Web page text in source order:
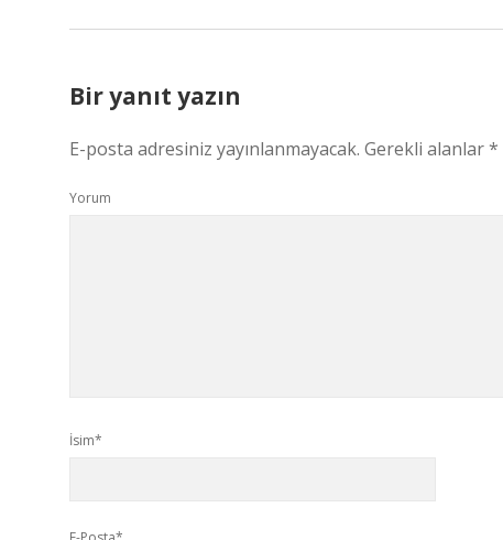
Bir yanıt yazın
E-posta adresiniz yayınlanmayacak. Gerekli alanlar*
Yorum
İsim*